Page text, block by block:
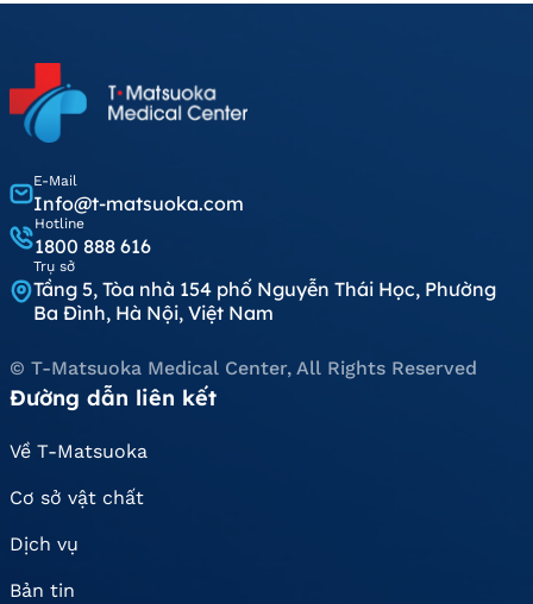
E-Mail
Info@t-matsuoka.com
Hotline
1800 888 616
Trụ sở
Tầng 5, Tòa nhà 154 phố Nguyễn Thái Học, Phường
Ba Đình, Hà Nội, Việt Nam
© T-Matsuoka Medical Center, All Rights Reserved
Đường dẫn liên kết
Về T-Matsuoka
Cơ sở vật chất
Dịch vụ
Bản tin